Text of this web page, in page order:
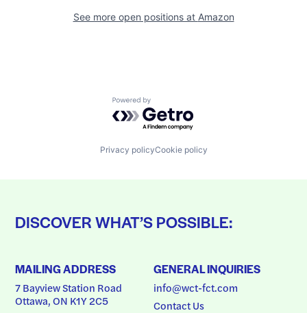
See more open positions at Amazon
Powered by Getro.com
Privacy policyCookie policy
DISCOVER WHAT’S POSSIBLE:
MAILING ADDRESS
7 Bayview Station Road
Ottawa, ON K1Y 2C5
GENERAL INQUIRIES
info@wct-fct.com
Contact Us